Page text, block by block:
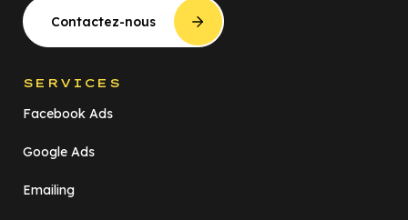
Contactez-nous
SERVICES
Facebook Ads
Google Ads
Emailing